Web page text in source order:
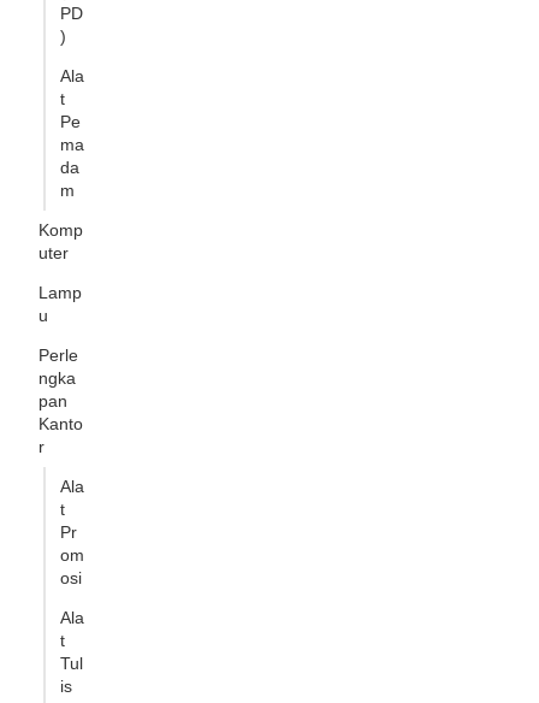
PD
)
Ala
t
Pe
ma
da
m
Komp
uter
Lamp
u
Perle
ngka
pan
Kanto
r
Ala
t
Pr
om
osi
Ala
t
Tul
is